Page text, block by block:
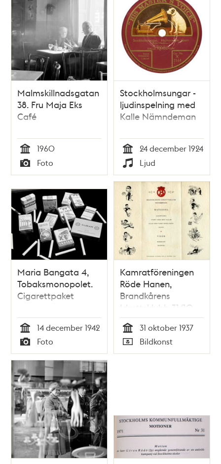
Malmskillnadsgatan
38. Fru Maja Eks
Café
Tid
1960
Typ
Foto
Stockholmsungar -
ljudinspelning med
Kalle Nämndeman
Tid
24 december 1924
Typ
Ljud
Maria Bangata 4,
Tobaksmonopolet.
Cigarettpaket
Tid
14 december 1942
Typ
Foto
Kamratföreningen
Röde Hanen,
Brandkårens
Idrottsklubb 31/10
1937
Tid
31 oktober 1937
Typ
Bildkonst